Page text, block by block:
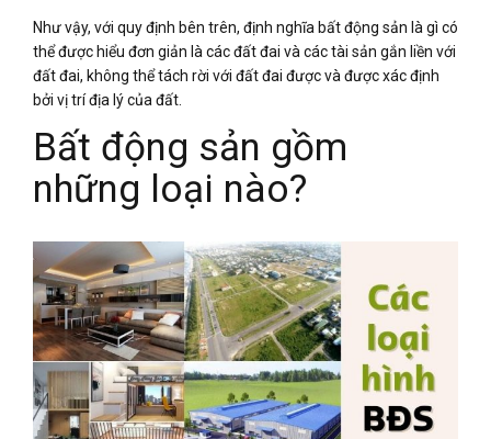
Như vậy, với quy định bên trên, định nghĩa bất động sản là gì có
thể được hiểu đơn giản là các đất đai và các tài sản gắn liền với
đất đai, không thể tách rời với đất đai được và được xác định
bởi vị trí địa lý của đất.
Bất động sản gồm
những loại nào?